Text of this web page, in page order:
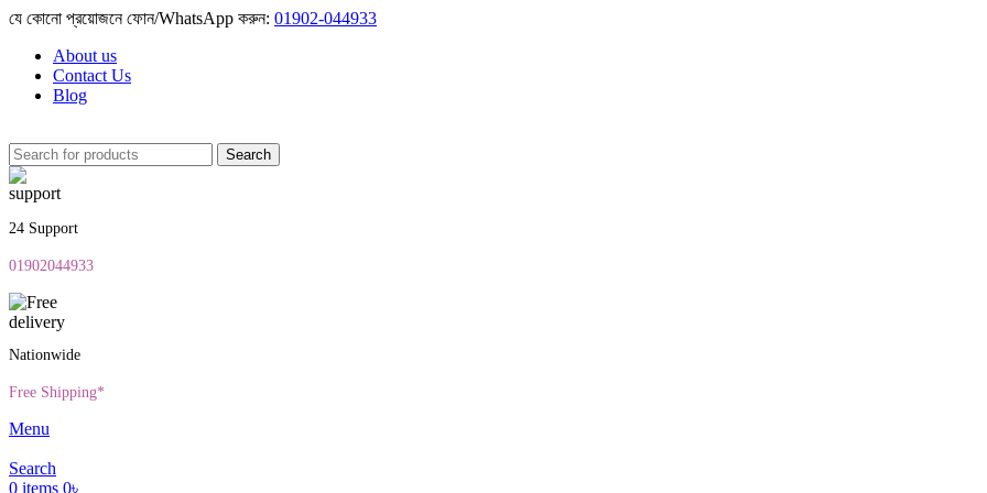
যে কোনো প্রয়োজনে ফোন/WhatsApp করুন: 01902-044933
About us
Contact Us
Blog
Search
24 Support
01902044933
Nationwide
Free Shipping*
Menu
Search
0 items 0৳